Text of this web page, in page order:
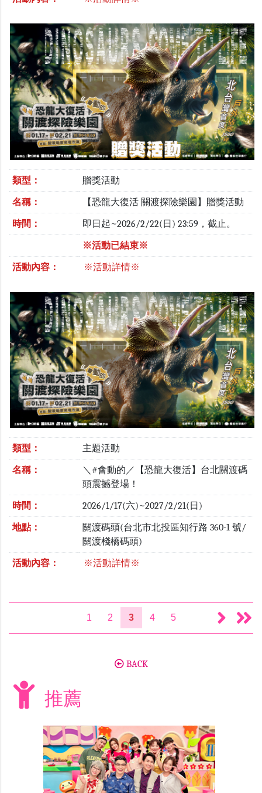
類型： 贈獎活動
名稱： 【恐龍大復活 關渡探險樂園】贈獎活動
時間： 即日起~2026/2/22(日) 23:59，截止。
※活動已結束※
活動內容： ※活動詳情※
類型： 主題活動
名稱：
＼#會動的／【恐龍大復活】台北關渡碼
頭震撼登場！
時間： 2026/1/17(六)~2027/2/21(日)
地點：
關渡碼頭(台北市北投區知行路 360-1 號/
關渡棧橋碼頭)
活動內容： ※活動詳情※
1 2 3 4 5
BACK
推薦